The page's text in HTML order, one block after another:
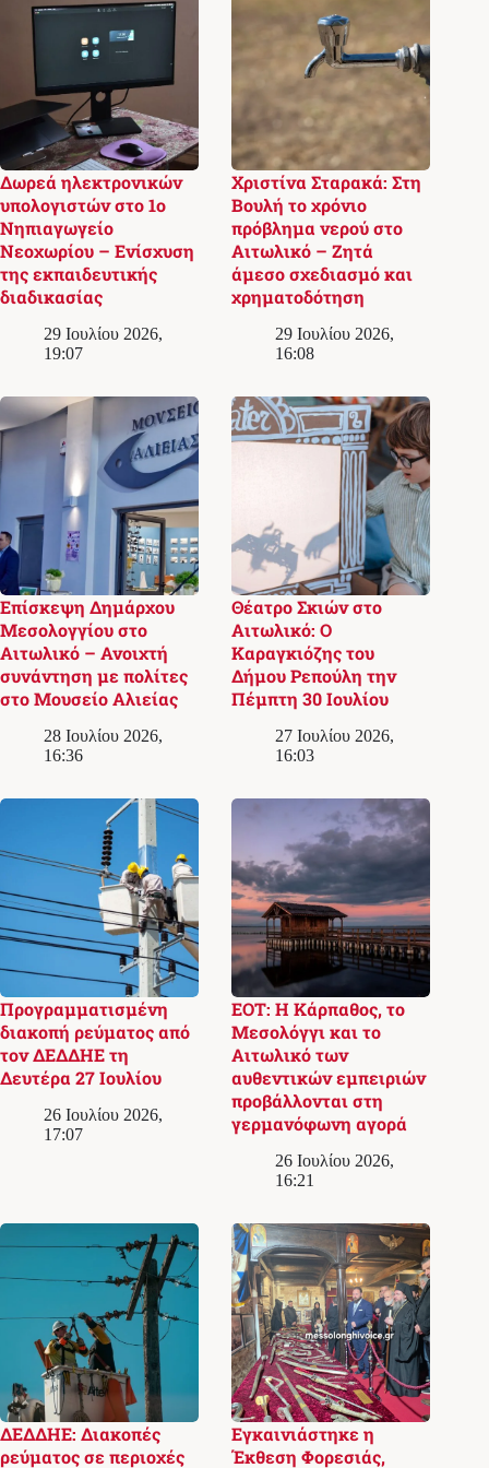
Δωρεά ηλεκτρονικών
υπολογιστών στο 1ο
Νηπιαγωγείο
Νεοχωρίου – Ενίσχυση
της εκπαιδευτικής
διαδικασίας
29 Ιουλίου 2026,
19:07
Χριστίνα Σταρακά: Στη
Βουλή το χρόνιο
πρόβλημα νερού στο
Αιτωλικό – Ζητά
άμεσο σχεδιασμό και
χρηματοδότηση
29 Ιουλίου 2026,
16:08
Επίσκεψη Δημάρχου
Μεσολογγίου στο
Αιτωλικό – Ανοιχτή
συνάντηση με πολίτες
στο Μουσείο Αλιείας
28 Ιουλίου 2026,
16:36
Θέατρο Σκιών στο
Αιτωλικό: Ο
Καραγκιόζης του
Δήμου Ρεπούλη την
Πέμπτη 30 Ιουλίου
27 Ιουλίου 2026,
16:03
Προγραμματισμένη
διακοπή ρεύματος από
τον ΔΕΔΔΗΕ τη
Δευτέρα 27 Ιουλίου
26 Ιουλίου 2026,
17:07
ΕΟΤ: Η Κάρπαθος, το
Μεσολόγγι και το
Αιτωλικό των
αυθεντικών εμπειριών
προβάλλονται στη
γερμανόφωνη αγορά
26 Ιουλίου 2026,
16:21
ΔΕΔΔΗΕ: Διακοπές
ρεύματος σε περιοχές
Εγκαινιάστηκε η
Έκθεση Φορεσιάς,